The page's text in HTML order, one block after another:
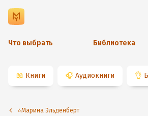
Что выбрать Библиотека
📖 Книги 🎧 Аудиокниги 👌
⭐️Марина Эльденберт